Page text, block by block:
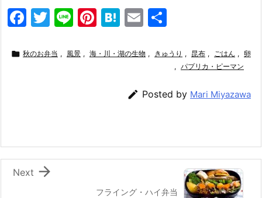
F
c
k
T
itt
Li
e
Pi
er
H
e
a
E
ai
 秋のお弁当 , 風景 , 海・川・湖の生物 , きゅうり , 昆布 , ごはん ,
卵
, パプリカ・ピーマン
 Posted by Mari Miyazawa
フライング・ハイ弁当

Next